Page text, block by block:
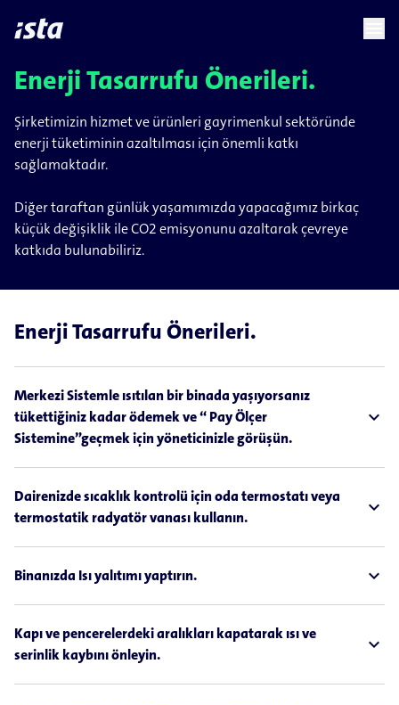
languagechevron_right
Enerji Tasarrufu Önerileri.
Şirketimizin hizmet ve ürünleri gayrimenkul sektöründe
enerji tüketiminin azaltılması için önemli katkı
sağlamaktadır.
Diğer taraftan günlük yaşamımızda yapacağımız birkaç
küçük değişiklik ile CO2 emisyonunu azaltarak çevreye
katkıda bulunabiliriz.
Enerji Tasarrufu Önerileri.
Merkezi Sistemle ısıtılan bir binada yaşıyorsanız
tükettiğiniz kadar ödemek ve “ Pay Ölçer
Sistemine”geçmek için yöneticinizle görüşün.
expand_less
Dairenizde sıcaklık kontrolü için oda termostatı veya
termostatik radyatör vanası kullanın.
expand_less
Binanızda Isı yalıtımı yaptırın. expand_less
Kapı ve pencerelerdeki aralıkları kapatarak ısı ve
serinlik kaybını önleyin.
expand_less